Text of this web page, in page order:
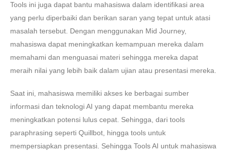
Tools ini juga dapat bantu mahasiswa dalam identifikasi area
yang perlu diperbaiki dan berikan saran yang tepat untuk atasi
masalah tersebut. Dengan menggunakan Mid Journey,
mahasiswa dapat meningkatkan kemampuan mereka dalam
memahami dan menguasai materi sehingga mereka dapat
meraih nilai yang lebih baik dalam ujian atau presentasi mereka.
Saat ini, mahasiswa memiliki akses ke berbagai sumber
informasi dan teknologi AI yang dapat membantu mereka
meningkatkan potensi lulus cepat. Sehingga, dari tools
paraphrasing seperti Quillbot, hingga tools untuk
mempersiapkan presentasi. Sehingga Tools AI untuk mahasiswa